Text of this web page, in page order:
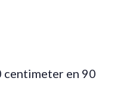
centimeter en 90